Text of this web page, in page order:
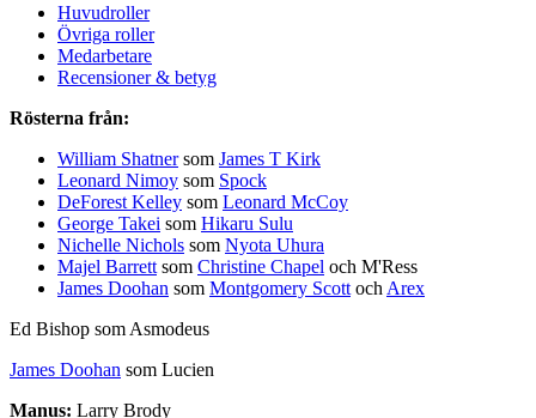
Huvudroller
Övriga roller
Medarbetare
Recensioner & betyg
Rösterna från:
William Shatnersom James T Kirk
Leonard Nimoy som Spock
DeForest Kelley som Leonard McCoy
George Takei som Hikaru Sulu
Nichelle Nichols som Nyota Uhura
Majel Barrett som Christine Chapel och M'Ress
James Doohan som Montgomery Scott och Arex
Ed Bishop som Asmodeus
James Doohan som Lucien
Manus: Larry Brody